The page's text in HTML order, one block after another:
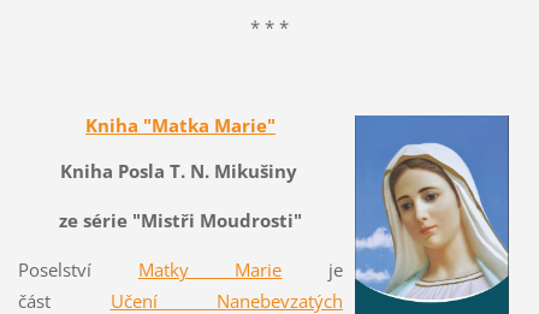
* * *
Kniha "Matka Marie"
Kniha Posla T. N. Mikušiny
ze série "Mistři Moudrosti"
Poselství Matky Marie je
část Učení Nanebevzatých